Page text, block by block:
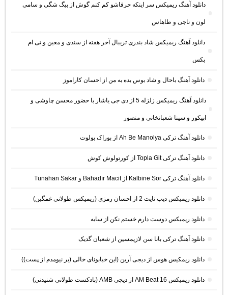
دانلود آهنگ ریمیکس سر اینکه حرفاشو کم کنم گوش از بیگ شگی و سامی
لون و ناجی و طاهاس
دانلود آهنگ ریمیکس شاد بندری تریبال آخر هفته از سندی و معین و تی ام
بکس
دانلود آهنگ باحال و شاد بوس بده به من از احسان کاراموز
دانلود آهنگ ریمیکس زلزله 5 از دی جی یاشار با حضور محسن چاوشی و
اپیکور و سینا شعبانخانی و منصور
دانلود آهنگ ترکی Ah Be Manolya از بوراک بولوت
دانلود آهنگ ترکی Topla Git از کورتولوش کوش
دانلود آهنگ ترکی Kalbine Sor از Bahadır Macit و Tunahan Sakar
دانلود ریمیکس دیپ نایت 2 از احسان رمزی (ریمیکس طولانی غمگین)
دانلود ریمیکس دوست دارم خستم نکن از سایه
دانلود آهنگ ترکی بانا سن لازیمسین از شعبان گدیک
دانلود ریمکیس هوس از دیجی آرین (این خیابونای خالی (بر نیومدم از پست))
دانلود ریمیکس AM Beat 16 از دیجی AMB (پادکست طولانی شنیدنی)